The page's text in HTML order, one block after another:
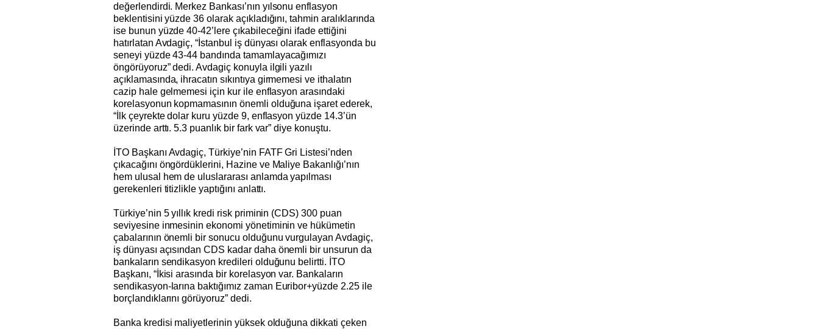
değerlendirdi. Merkez Bankası’nın yılsonu enflasyon
beklentisini yüzde 36 olarak açıkladığını, tahmin aralıklarında
ise bunun yüzde 40-42’lere çıkabileceğini ifade ettiğini
hatırlatan Avdagiç, “İstanbul iş dünyası olarak enflasyonda bu
seneyi yüzde 43-44 bandında tamamlayacağımızı
öngörüyoruz” dedi. Avdagiç konuyla ilgili yazılı
açıklamasında, ihracatın sıkıntıya girmemesi ve ithalatın
cazip hale gelmemesi için kur ile enflasyon arasındaki
korelasyonun kopmamasının önemli olduğuna işaret ederek,
“İlk çeyrekte dolar kuru yüzde 9, enflasyon yüzde 14.3’ün
üzerinde arttı. 5.3 puanlık bir fark var” diye konuştu.
İTO Başkanı Avdagiç, Türkiye’nin FATF Gri Listesi’nden
çıkacağını öngördüklerini, Hazine ve Maliye Bakanlığı’nın
hem ulusal hem de uluslararası anlamda yapılması
gerekenleri titizlikle yaptığını anlattı.
Türkiye’nin 5 yıllık kredi risk priminin (CDS) 300 puan
seviyesine inmesinin ekonomi yönetiminin ve hükümetin
çabalarının önemli bir sonucu olduğunu vurgulayan Avdagiç,
iş dünyası açısından CDS kadar daha önemli bir unsurun da
bankaların sendikasyon kredileri olduğunu belirtti. İTO
Başkanı, “İkisi arasında bir korelasyon var. Bankaların
sendikasyon-larına baktığımız zaman Euribor+yüzde 2.25 ile
borçlandıklarını görüyoruz” dedi.
Banka kredisi maliyetlerinin yüksek olduğuna dikkati çeken